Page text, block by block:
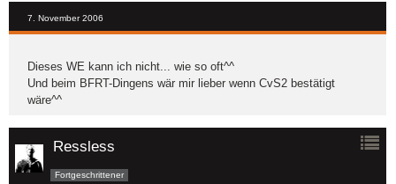
7. November 2006
Dieses WE kann ich nicht... wie so oft^^
Und beim BFRT-Dingens wär mir lieber wenn CvS2 bestätigt
wäre^^
Ressless
Fortgeschrittener